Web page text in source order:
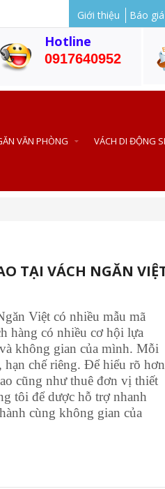
Giới thiệu Báo giá
Hotline
0917640952
VĂN PHÒNG VÁCH DI ĐỘNG
TẠI VÁCH NGĂN
Việt có nhiều mẫu mã
hàng có nhiều cơ hội lựa
không gian của mình. Mỗi
chế riêng. Để hiểu rõ hơn
cũng như thuê đơn vị thiết
tôi để dược hỗ trợ nhanh
cùng không gian của